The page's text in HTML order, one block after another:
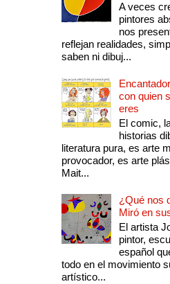
A veces
pintores
nos
reflejan realidades,
saben ni dibuj...
con quien
eres
El comic,
historias
literatura pura, es arte
provocador, es arte
Mait...
¿Qué nos
Miró en
El artista
pintor,
español
todo en el movimiento
artístico...